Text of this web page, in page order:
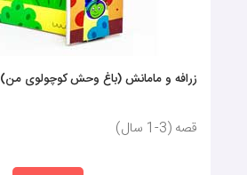
زرافه و مامانش (باغ وحش کوچولوی من)
قصه (3-1 سال)